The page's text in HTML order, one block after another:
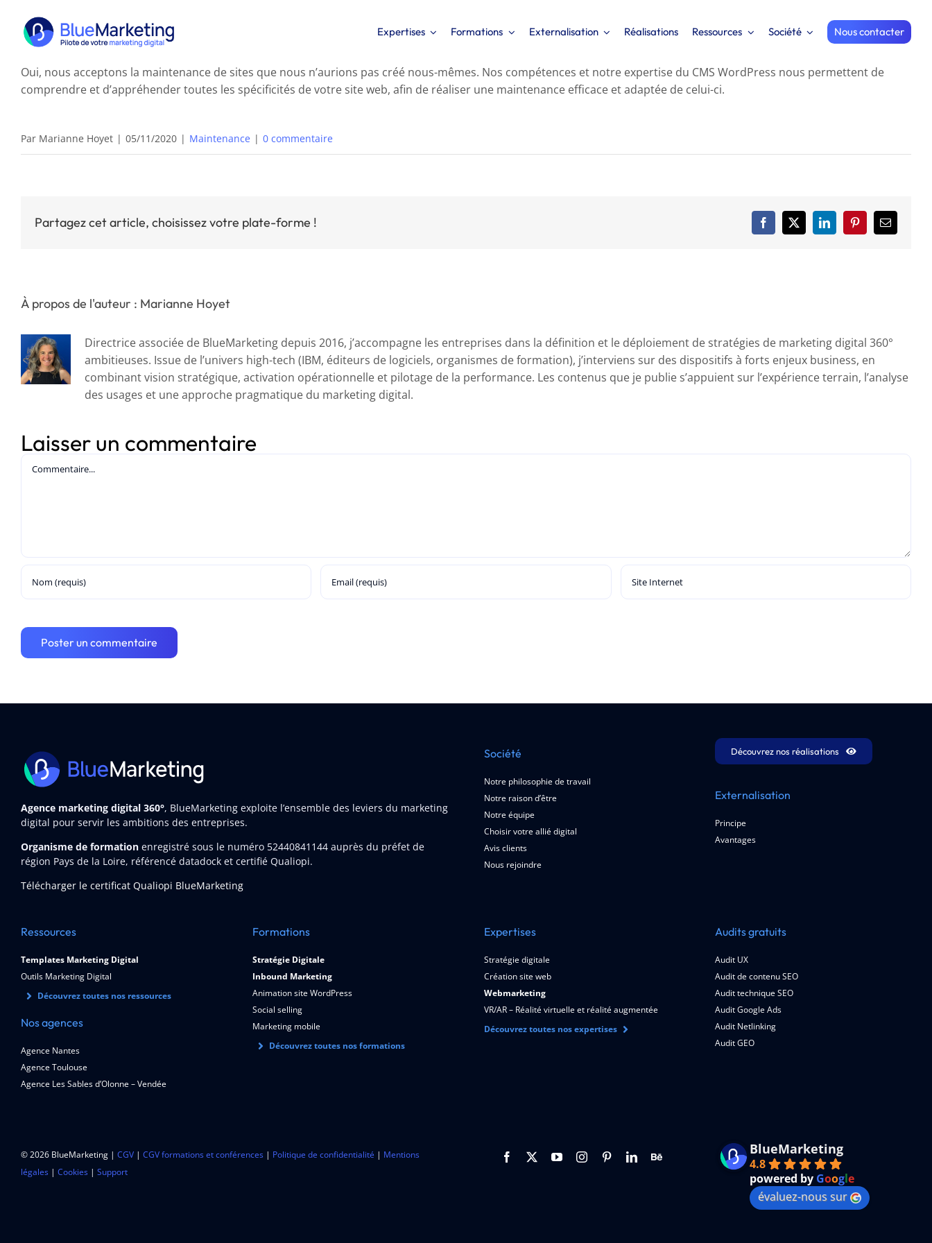
contenu
Expertises Formations Externalisation Réalisations Ressources Société Nous contacter
Oui, nous acceptons la maintenance de sites que nous n’aurions pas créé nous-mêmes. Nos compétences et notre expertise du CMS WordPress nous permettent de
comprendre et d’appréhender toutes les spécificités de votre site web, afin de réaliser une maintenance efficace et adaptée de celui-ci.
Par Marianne Hoyet | 05/11/2020 | Maintenance | 0 commentaire
Partagez cet article, choisissez votre plate-forme ! Facebook
X LinkedInPinterestEmail
À propos de l'auteur : Marianne Hoyet
Directrice associée de BlueMarketing depuis 2016, j’accompagne les entreprises dans la définition et le déploiement de stratégies de marketing digital 360°
ambitieuses. Issue de l’univers high-tech (IBM, éditeurs de logiciels, organismes de formation), j’interviens sur des dispositifs à forts enjeux business, en
combinant vision stratégique, activation opérationnelle et pilotage de la performance. Les contenus que je publie s’appuient sur l’expérience terrain, l’analyse
des usages et une approche pragmatique du marketing digital.
Laisser un commentaire
Agence marketing digital 360°, BlueMarketing exploite l’ensemble des leviers du marketing
digital pour servir les ambitions des entreprises.
Organisme de formation enregistré sous le numéro 52440841144auprès du préfet de
région Pays de la Loire, référencé datadock et certifié Qualiopi.
Télécharger le certificat Qualiopi BlueMarketing
Société
Notre philosophie de travail
Notre raison d’être
Notre équipe
Choisir votre allié digital
Avis clients
Nous rejoindre
Découvrez nos réalisations
Externalisation
Principe
Avantages
Ressources
Templates Marketing Digital
Outils Marketing Digital
Découvrez toutes nos ressources
Nos agences
Agence Nantes
Agence Toulouse
Agence Les Sables d’Olonne – Vendée
Formations
Stratégie Digitale
Inbound Marketing
Animation site WordPress
Social selling
Marketing mobile
Découvrez toutes nos formations
Expertises
Stratégie digitale
Création site web
Webmarketing
VR/AR – Réalité virtuelle et réalité augmentée
Découvrez toutes nos expertises
Audits gratuits
Audit UX
Audit de contenu SEO
Audit technique SEO
Audit Google Ads
Audit Netlinking
Audit GEO
© 2026 BlueMarketing | CGV| CGV formations et conférences| Politique de confidentialité | Mentions
légales| Cookies| Support
BlueMarketing
4.8
powered by Google
évaluez-nous sur